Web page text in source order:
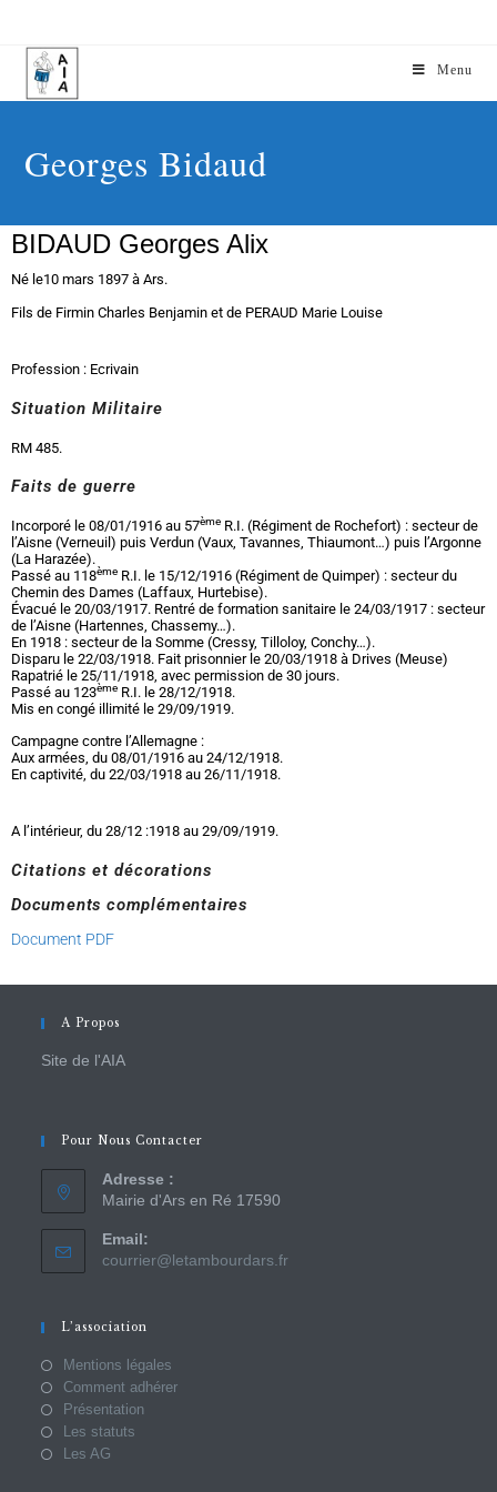
Menu
Georges Bidaud
BIDAUD Georges Alix
Né le10 mars 1897 à Ars.
Fils de Firmin Charles Benjamin et de PERAUD Marie Louise
Profession : Ecrivain
Situation Militaire
RM 485.
Faits de guerre
Incorporé le 08/01/1916 au 57ème R.I. (Régiment de Rochefort) : secteur de
l’Aisne (Verneuil) puis Verdun (Vaux, Tavannes, Thiaumont…) puis l’Argonne
(La Harazée).
Passé au 118ème R.I. le 15/12/1916 (Régiment de Quimper) : secteur du
Chemin des Dames (Laffaux, Hurtebise).
Évacué le 20/03/1917. Rentré de formation sanitaire le 24/03/1917 : secteur
de l’Aisne (Hartennes, Chassemy…).
En 1918 : secteur de la Somme (Cressy, Tilloloy, Conchy…).
Disparu le 22/03/1918. Fait prisonnier le 20/03/1918 à Drives (Meuse)
Rapatrié le 25/11/1918, avec permission de 30 jours.
Passé au 123ème R.I. le 28/12/1918.
Mis en congé illimité le 29/09/1919.
Campagne contre l’Allemagne :
Aux armées, du 08/01/1916 au 24/12/1918.
En captivité, du 22/03/1918 au 26/11/1918.
A l’intérieur, du 28/12 :1918 au 29/09/1919.
Citations et décorations
Documents complémentaires
Document PDF
A Propos
Site de l'AIA
Pour Nous Contacter
Adresse :
Mairie d'Ars en Ré 17590
Email:
courrier@letambourdars.fr
L’association
Mentions légales
Comment adhérer
Présentation
Les statuts
Les AG